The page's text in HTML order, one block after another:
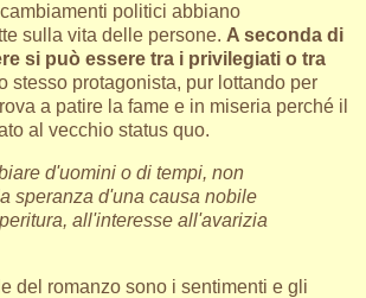
politici abbiano
sulla vita delle persone. A seconda di
si può essere tra i privilegiati o tra
stesso protagonista, pur lottando per
a patire la fame e in miseria perché il
al vecchio status quo.
d'uomini o di tempi, non
speranza d'una causa nobile
all'interesse all'avarizia
del romanzo sono i sentimenti e gli